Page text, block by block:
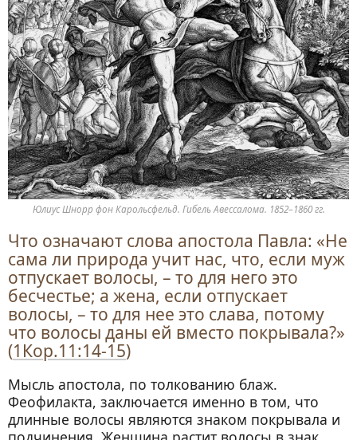
Юлиус Шнорр фон Карольсфельд. Гибель Авессалома. 1852–1860 гг.
Что означают слова апостола Павла: «Не
сама ли природа учит нас, что, если муж
отпускает волосы, – то для него это
бесчестье; а жена, если отпускает
волосы, – то для нее это слава, потому
что волосы даны ей вместо покрывала?»
(1Кор.11:14-15)
Мысль апостола, по толкованию блаж.
Феофилакта, заключается именно в том, что
длинные волосы являются знаком покрывала и